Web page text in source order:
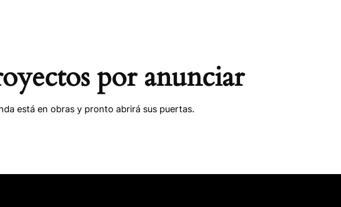
por anunciar
está en obras y pronto abrirá sus puertas.